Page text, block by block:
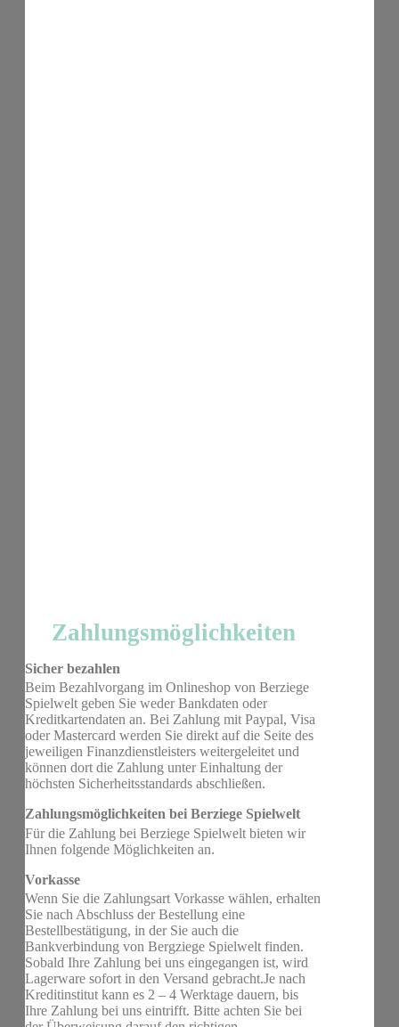
Zahlungsmöglichkeiten
Sicher bezahlen
Beim Bezahlvorgang im Onlineshop von Berziege
Spielwelt geben Sie weder Bankdaten oder
Kreditkartendaten an. Bei Zahlung mit Paypal, Visa
oder Mastercard werden Sie direkt auf die Seite des
jeweiligen Finanzdienstleisters weitergeleitet und
können dort die Zahlung unter Einhaltung der
höchsten Sicherheitsstandards abschließen.
Zahlungsmöglichkeiten bei Berziege Spielwelt
Für die Zahlung bei Berziege Spielwelt bieten wir
Ihnen folgende Möglichkeiten an.
Vorkasse
Wenn Sie die Zahlungsart Vorkasse wählen, erhalten
Sie nach Abschluss der Bestellung eine
Bestellbestätigung, in der Sie auch die
Bankverbindung von Bergziege Spielwelt finden.
Sobald Ihre Zahlung bei uns eingegangen ist, wird
Lagerware sofort in den Versand gebracht.Je nach
Kreditinstitut kann es 2 – 4 Werktage dauern, bis
Ihre Zahlung bei uns eintrifft. Bitte achten Sie bei